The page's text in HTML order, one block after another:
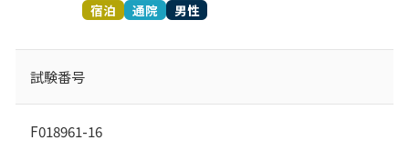
宿泊 通院 男性
試験番号
F018961-16